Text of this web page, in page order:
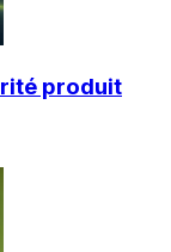
produit